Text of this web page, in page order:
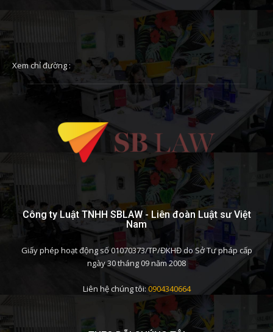
Xem chỉ đường :
Công ty Luật TNHH SBLAW - Liên đoàn Luật sư Việt
Nam
Giấy phép hoạt động số 01070373/TP/ĐKHĐ do Sở Tư pháp cấp
ngày 30 tháng 09 năm 2008
Liên hệ chúng tôi: 0904340664